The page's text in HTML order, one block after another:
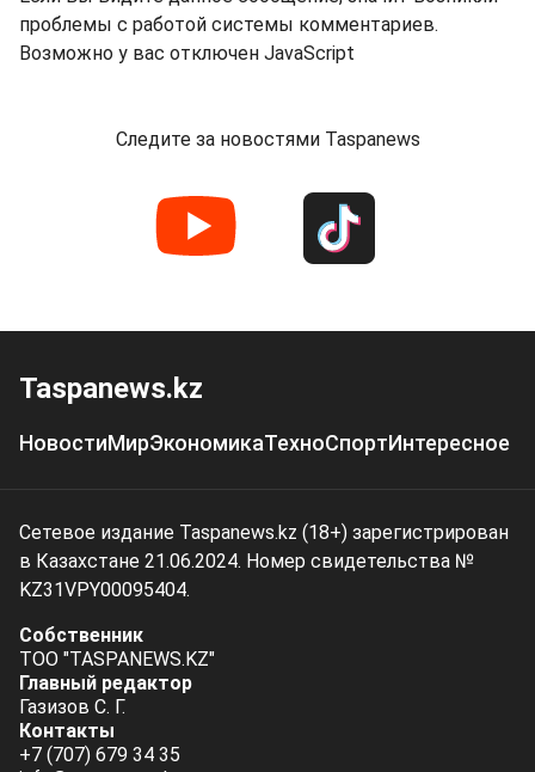
проблемы с работой системы комментариев.
Возможно у вас отключен JavaScript
Следите за новостями Taspanews
Taspanews.kz
НовостиМирЭкономикаТехноСпортИнтересное
Сетевое издание Taspanews.kz (18+) зарегистрирован
в Казахстане 21.06.2024. Номер свидетельства №
KZ31VPY00095404.
Собственник
ТОО "TASPANEWS.KZ"
Главный редактор
Газизов С. Г.
Контакты
+7 (707) 679 34 35